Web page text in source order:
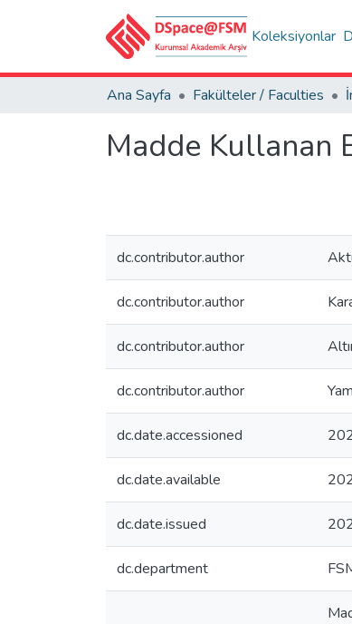
Koleksiyonlar
Ana Sayfa Fakülteler / Faculties
Madde Kullanan
dc.contributor.author
dc.contributor.author
dc.contributor.author
dc.contributor.author
dc.date.accessioned
dc.date.available
dc.date.issued
dc.department